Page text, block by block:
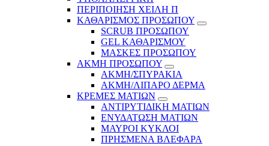
ΠΕΡΙΠΟΙΗΣΗ ΧΕΙΛΗ Π
ΚΑΘΑΡΙΣΜΟΣ ΠΡΟΣΩΠΟΥ
SCRUB ΠΡΟΣΩΠΟΥ
GEL ΚΑΘΑΡΙΣΜΟΥ
ΜΑΣΚΕΣ ΠΡΟΣΩΠΟΥ
ΑΚΜΗ ΠΡΟΣΩΠΟΥ
ΑΚΜΗ/ΣΠΥΡΑΚΙΑ
ΑΚΜΗ/ΛΙΠΑΡΟ ΔΕΡΜΑ
ΚΡΕΜΕΣ ΜΑΤΙΩΝ
ΑΝΤΙΡΥΤΙΔΙΚΗ ΜΑΤΙΩΝ
ΕΝΥΔΑΤΩΣΗ ΜΑΤΙΩΝ
ΜΑΥΡΟΙ ΚΥΚΛΟΙ
ΠΡΗΣΜΕΝΑ ΒΛΕΦΑΡΑ